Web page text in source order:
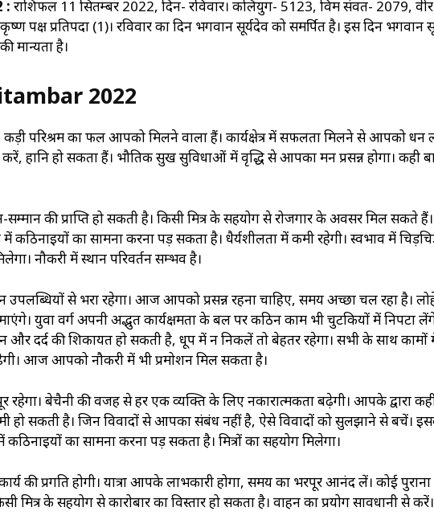
: राशिफल 11 सितम्बर 2022, दिन- रविवार। कलियुग- 5123, विक्रम संवत- 2079, वीर
पक्ष प्रतिपदा (1)। रविवार का दिन भगवान सूर्यदेव को समर्पित है। इस दिन भगवान
मान्यता है।
2022
परिश्रम का फल आपको मिलने वाला हैं। कार्यक्षेत्र में सफलता मिलने से आपको धन
हानि हो सकता हैं। भौतिक सुख सुविधाओं में वृद्धि से आपका मन प्रसन्न होगा। कही
सम्मान की प्राप्ति‍ हो सकती है। किसी मित्र के सहयोग से रोजगार के अवसर मिल सकते
में कठिनाइयों का सामना करना पड़ सकता है। धैर्यशीलता में कमी रहेगी। स्वभाव में
नौकरी में स्थान परिवर्तन सम्भव है।
से भरा रहेगा। आज आपको प्रसन्न रहना चाहिए, समय अच्छा चल रहा है।
युवा वर्ग अपनी अद्भुत कार्यक्षमता के बल पर कठिन काम भी चुटकियों में निपटा
दर्द की शिकायत हो सकती है, धूप में न निकलें तो बेहतर रहेगा। सभी के साथ कामों
आज आपको नौकरी में भी प्रमोशन मिल सकता है।
रहेगा। बेचैनी की वजह से हर एक व्यक्ति के लिए नकारात्मकता बढ़ेगी। आपके द्वारा
सकती है। जिन विवादों से आपका संबंध नहीं है, ऐसे विवादों को सुलझाने से बचें।
का सामना करना पड़ सकता है। मित्रों का सहयोग मिलेगा।
की प्रगति होगी। यात्रा आपके लाभकारी होगा, समय का भरपूर आनंद लें। कोई
के सहयोग से कारोबार का विस्तार हो सकता है। वाहन का प्रयोग सावधानी से करें।